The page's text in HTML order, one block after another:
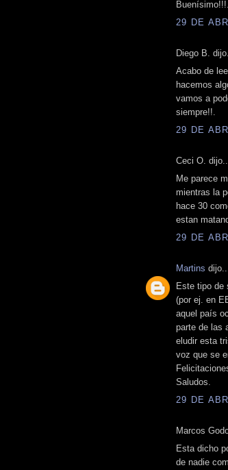
Buenísimo!!!.
29 DE
Diego B.
Acabo de
hacemos
vamos a
siempre!!.
29 DE
Ceci O. dijo...
Me parece
mientras la
hace 30
estan
29 DE
Martins dijo...
Este tipo de
(por ej. en
aquel país
parte de las
eludir esta
voz que se
Saludos.
29 DE
Marcos
Esta dicho
de nadie